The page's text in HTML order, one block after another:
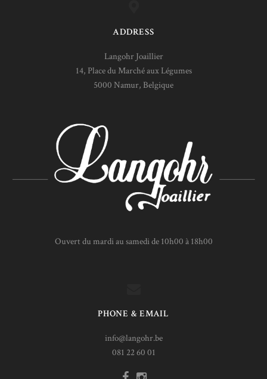
ADDRESS
Langohr Joaillier
14, Place du Marché aux Légumes
5000 Namur, Belgique
Ouvert du mardi au samedi de 10h00 à 18h00
PHONE & EMAIL
info@langohr.be
081 22 60 01